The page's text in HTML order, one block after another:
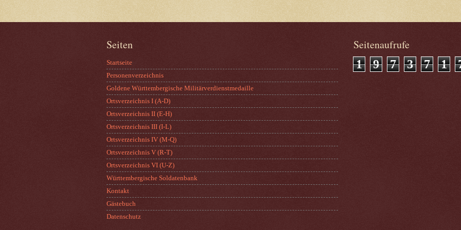
Seiten
Startseite
Personenverzeichnis
Goldene Württembergische Militärverdienstmedaille
Ortsverzeichnis I (A-D)
Ortsverzeichnis II (E-H)
Ortsverzeichnis III (I-L)
Ortsverzeichnis IV (M-Q)
Ortsverzeichnis V (R-T)
Ortsverzeichnis VI (U-Z)
Württembergische Soldatenbank
Kontakt
Gästebuch
Datenschutz
Seitenaufrufe
1 9 7 3 7 1